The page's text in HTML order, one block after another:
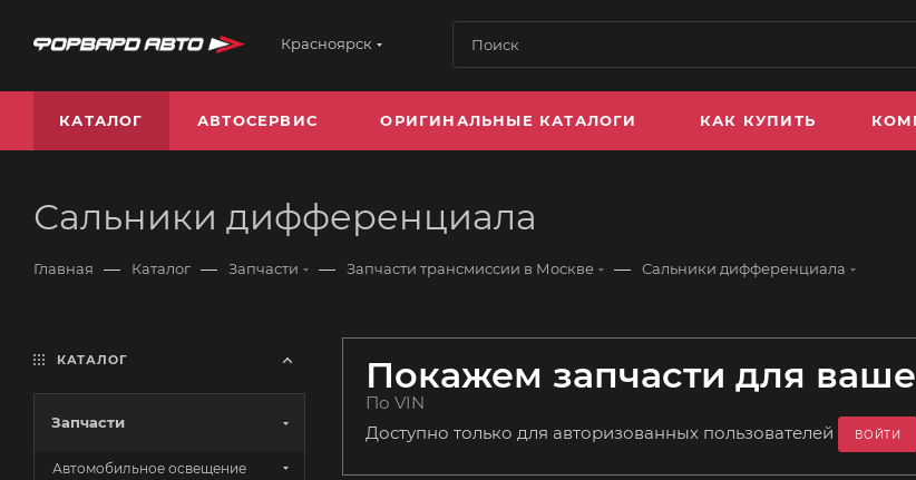
Красноярск
КАТАЛОГ АВТОСЕРВИС ОРИГИНАЛЬНЫЕ КАТАЛОГИ КАК КУПИТЬ
Сальники дифференциала
Главная — Каталог — Запчасти — Запчасти трансмиссии в Москве — Сальники дифференциала
Покажем запчасти для
По VIN
Доступно только для авторизованных пользователей
ВОЙТИ
КАТАЛОГ
Запчасти
Автомобильное освещение